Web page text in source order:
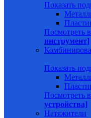
Показать
Посмотреть
инструмент]
Показать
Посмотреть
устройства]
Натяжители